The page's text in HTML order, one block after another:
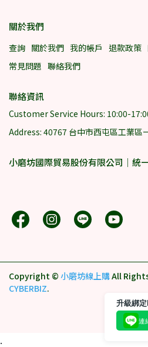
關於我們
查詢 關於我們 我的帳戶 退款政策
常見問題 聯絡我們
聯絡資訊
Customer Service Hours: 10:00-
Address: 40767 台中市西屯區工業區
小磨坊國際貿易股份有限公司｜統
Copyright © 小磨坊線上購All
CYBERBIZ.
.
升級綁
連